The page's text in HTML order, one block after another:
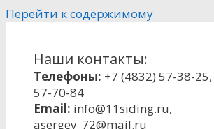
Перейти к содержимому
Наши контакты:
Телефоны: +7 (4832) 57-38-25,
57-70-84
Email: info@11siding.ru,
asergey_72@mail.ru